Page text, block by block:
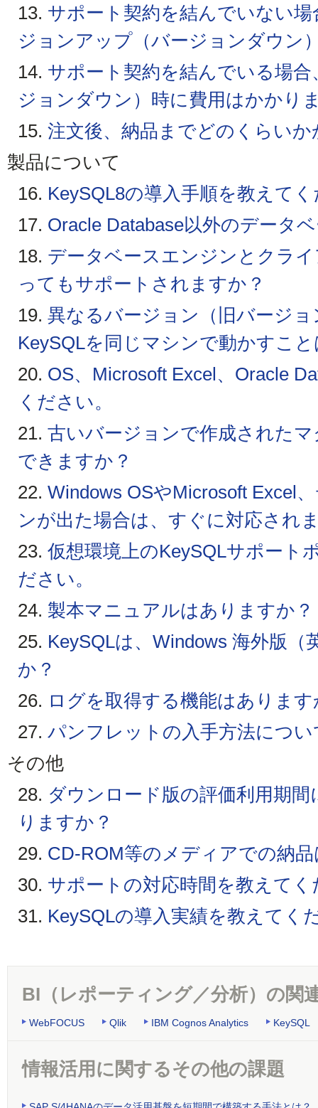
13. サポート契約を結んでいない
ジョンアップ（バージョンダウン
14. サポート契約を結んでいる場
ジョンダウン）時に費用はかかり
15. 注文後、納品までどのくらい
製品について
16. KeySQL8の導入手順を教えて
17. Oracle Database以外のデータ
18. データベースエンジンとクラ
ってもサポートされますか？
19. 異なるバージョン（旧バージ
KeySQLを同じマシンで動かすこ
20. OS、Microsoft Excel、Oracle
ください。
21. 古いバージョンで作成された
できますか？
22. Windows OSやMicrosoft Excel
ンが出た場合は、すぐに対応され
23. 仮想環境上のKeySQLサポート
ださい。
24. 製本マニュアルはありますか？
25. KeySQLは、Windows 海外版（
か？
26. ログを取得する機能はあります
27. パンフレットの入手方法につ
その他
28. ダウンロード版の評価利用期
りますか？
29. CD-ROM等のメディアでの納
30. サポートの対応時間を教えてく
31. KeySQLの導入実績を教えてく
BI（レポーティング／分析）の関
WebFOCUS Qlik IBM Cognos Analytics KeySQL
情報活用に関するその他の課題